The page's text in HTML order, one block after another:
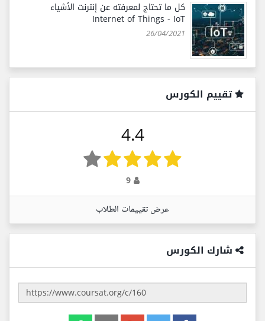
كل ما تحتاج لمعرفته عن إنترنت الأشياء
Internet of Things - IoT
26/04/2021
تقييم الكورس
4.4
9
عرض تقييمات الطلاب
شارك الكورس